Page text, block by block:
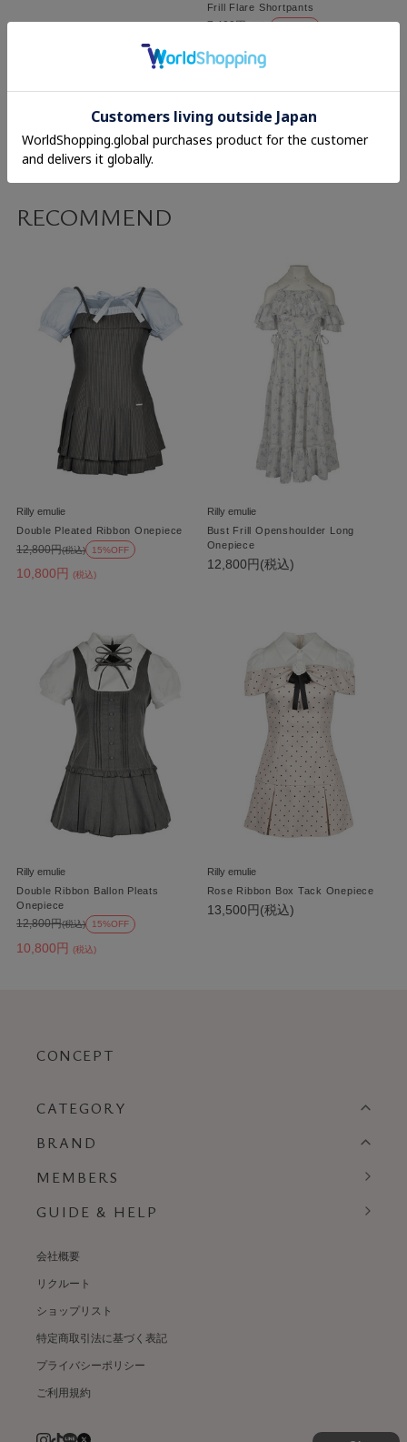
Frill Flare Shortpants
3,700円
7,400円
1
RECOMMEND
Rilly emulie
Double Pleated Ribbon Onepiece
10,800円 (税込)
12,800円(税込) 15%OFF
Rilly emulie
Bust Frill Openshoulder Long
Onepiece
12,800円(税込)
Rilly emulie
Double Ribbon Ballon Pleats
Onepiece
10,800円 (税込)
12,800円(税込) 15%OFF
Rilly emulie
Rose Ribbon Box Tack Onepiece
13,500円(税込)
CONCEPT
CATEGORY
BRAND
MEMBERS
GUIDE & HELP
会社概要
リクルート
ショップリスト
特定商取引法に基づく表記
プライバシーポリシー
ご利用規約